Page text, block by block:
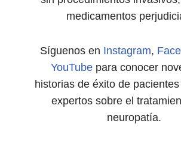
medicamentos
Síguenos en Instagram,
YouTube para conocer
historias de éxito de
expertos sobre el
neuropatía.